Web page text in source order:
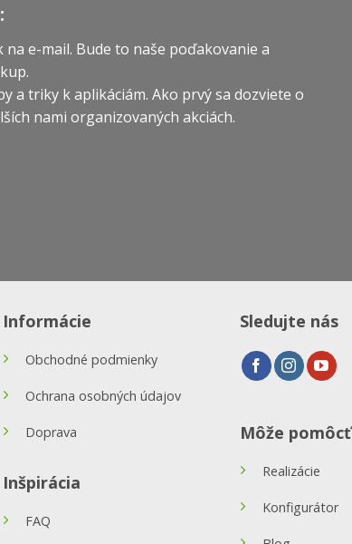
e-mail. Bude to naše poďakovanie a
a triky k aplikáciám. Ako prvý sa dozviete o
nami organizovaných akciách.
Informácie
Obchodné podmienky
Ochrana osobných údajov
Doprava
Inšpirácia
FAQ
Sledujte nás
Môže pomôcť
Realizácie
Konfigurátor